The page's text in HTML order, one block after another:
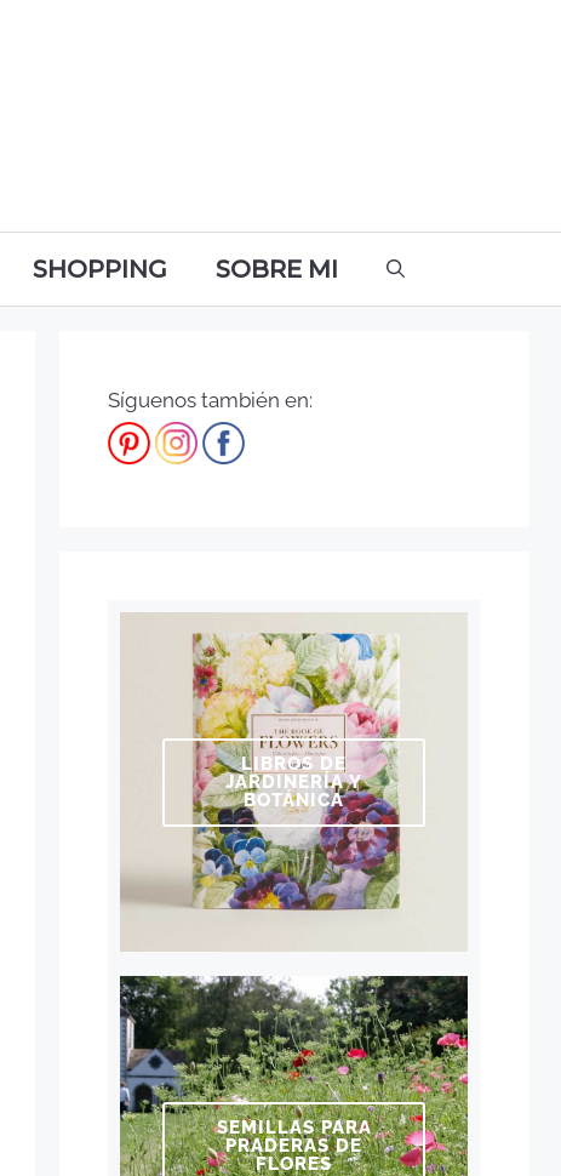
SHOPPING SOBRE MI
Síguenos también en:
LIBROS DE
JARDINERÍA Y
BOTÁNICA
SEMILLAS PARA
PRADERAS DE
FLORES